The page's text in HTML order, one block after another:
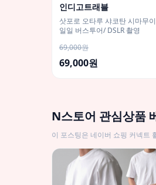
인디고트래블
삿포로 오타루 샤코탄 시마무
일일 버스투어/ DSLR 촬영
69,000원
69,000원
N스토어 관심상품
이 포스팅은 네이버 쇼핑 커넥트